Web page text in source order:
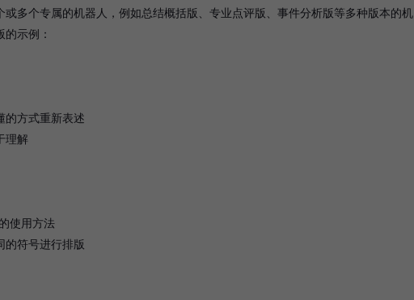
多个专属的机器人，例如总结概括版、专业点评版、事件分析版等多种版本的机
示例：
的方式重新表述
理解
使用方法
的符号进行排版